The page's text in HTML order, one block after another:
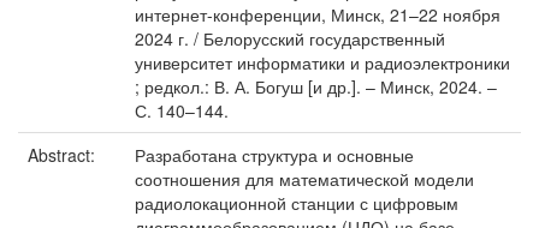
интернет-конференции, Минск, 21–22 ноября
2024 г. / Белорусский государственный
университет информатики и радиоэлектроники
; редкол.: В. А. Богуш [и др.]. – Минск, 2024. –
С. 140–144.
Abstract:
Разработана структура и основные
соотношения для математической модели
радиолокационной станции с цифровым